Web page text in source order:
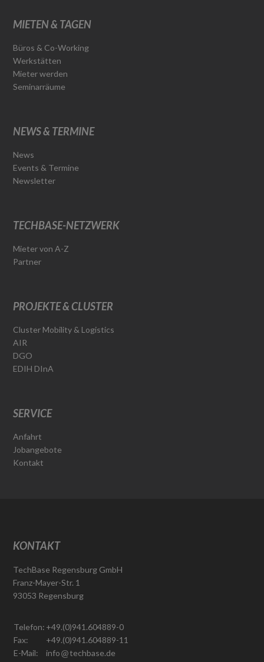
MIETEN & TAGEN
Büros & Co-Working
Werkstätten
Mieter werden
Seminarräume
NEWS & TERMINE
News
Events & Termine
Newsletter
TECHBASE-NETZWERK
Mieter von A-Z
Partner
PROJEKTE & CLUSTER
Cluster Mobility & Logistics
AIR
DGO
EDIH DInA
SERVICE
Anfahrt
Jobangebote
Kontakt
KONTAKT
TechBase Regensburg GmbH
Franz-Mayer-Str. 1
93053 Regensburg
Telefon:
Fax:
E-Mail:
+49.(0)941.604889-0
+49.(0)941.604889-11
info
techbase.de